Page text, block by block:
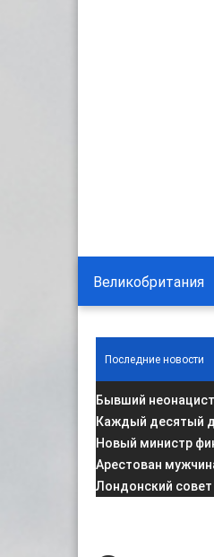
Великобритания
Последние новости
Бывший
Каждый десятый
Новый министр
Арестован
Лондонский